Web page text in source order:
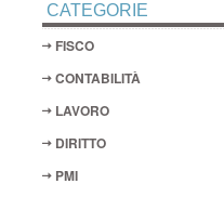
CATEGORIE
FISCO
CONTABILITÀ
LAVORO
DIRITTO
PMI